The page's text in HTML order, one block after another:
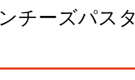
チーズパスタ